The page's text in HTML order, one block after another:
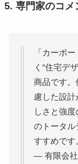
5. 専門家のコメ
「カーポ
く“住宅デ
商品です。
慮した設
しさと強
のトータル
すすめです
— 有限会社